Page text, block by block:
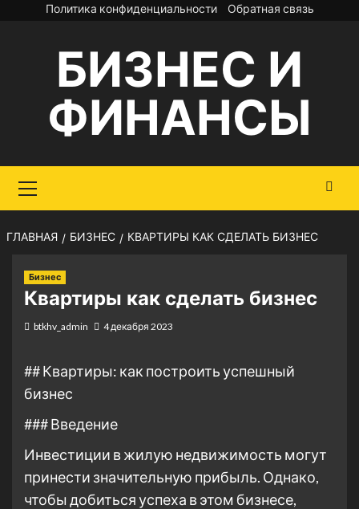
Перейти
содержимому
Политика конфиденциальности Обратная связь
БИЗНЕС И
ФИНАНСЫ
меню
ГЛАВНАЯ БИЗНЕС КВАРТИРЫ КАК СДЕЛАТЬ БИЗНЕС
Бизнес
Квартиры как сделать бизнес
btkhv_admin 4 декабря 2023
## Квартиры: как построить успешный
бизнес
### Введение
Инвестиции в жилую недвижимость могут
принести значительную прибыль. Однако,
чтобы добиться успеха в этом бизнесе,